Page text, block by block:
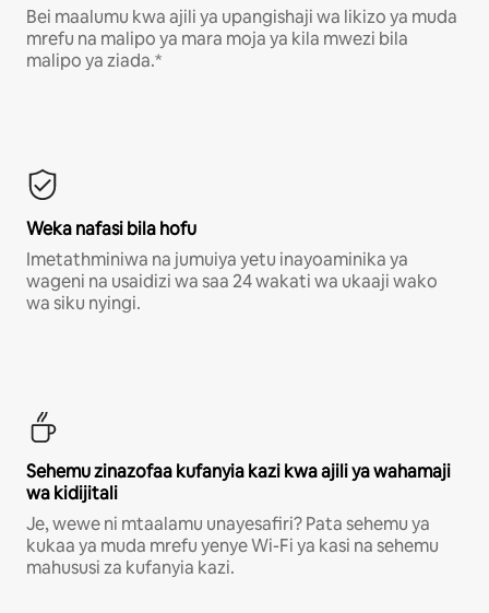
Bei maalumu kwa ajili ya upangishaji wa likizo ya muda
mrefu na malipo ya mara moja ya kila mwezi bila
malipo ya ziada.*
Weka nafasi bila hofu
Imetathminiwa na jumuiya yetu inayoaminika ya
wageni na usaidizi wa saa 24 wakati wa ukaaji wako
wa siku nyingi.
Sehemu zinazofaa kufanyia kazi kwa ajili ya wahamaji
wa kidijitali
Je, wewe ni mtaalamu unayesafiri? Pata sehemu ya
kukaa ya muda mrefu yenye Wi-Fi ya kasi na sehemu
mahususi za kufanyia kazi.